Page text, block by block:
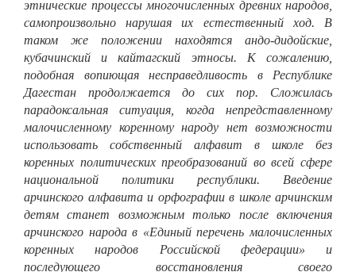
этнические процессы многочисленных древних народов,
самопроизвольно нарушая их естественный ход. В
таком же положении находятся андо-дидойские,
кубачинский и кайтагский этносы. К сожалению,
подобная вопиющая несправедливость в Республике
Дагестан продолжается до сих пор. Сложилась
парадоксальная ситуация, когда непредставленному
малочисленному коренному народу нет возможности
использовать собственный алфавит в школе без
коренных политических преобразований во всей сфере
национальной политики республики. Введение
арчинского алфавита и орфографии в школе арчинским
детям станет возможным только после включения
арчинского народа в «Единый перечень малочисленных
коренных народов Российской федерации» и
последующего восстановления своего